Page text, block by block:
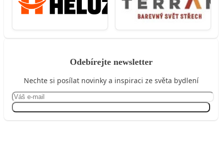
Odebírejte newsletter
Nechte si posílat novinky a inspiraci ze světa bydlení